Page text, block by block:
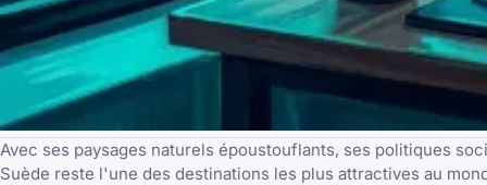
Avec ses paysages naturels époustouflants, ses politiques
Suède reste l'une des destinations les plus attractives au